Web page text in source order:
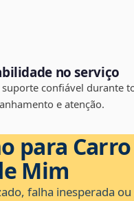
no serviço
confiável durante
e atenção.
para Carro
Mim
falha inesperada ou